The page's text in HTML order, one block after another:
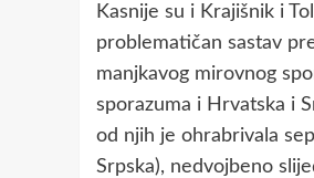
Kasnije su i Krajišnik i
problematičan sastav
manjkavog mirovnog
sporazuma i Hrvatska i
od njih je ohrabrivala
Srpska), nedvojbeno